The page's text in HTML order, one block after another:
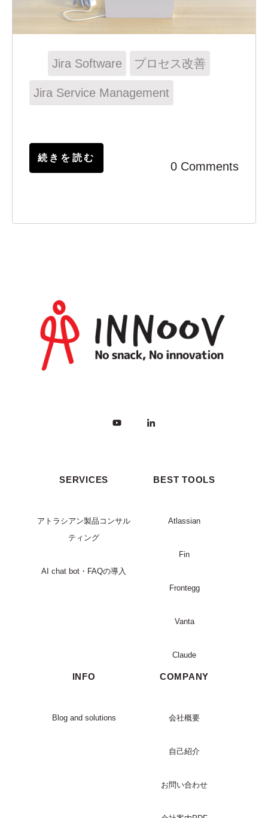
Jira Software プロセス改善
Jira Service Management
続きを読む
0 Comments
SERVICES
アトラシアン製品コンサル
ティング
AI chat bot・FAQの導入
BEST TOOLS
Atlassian
Fin
Frontegg
Vanta
Claude
INFO
Blog and solutions
COMPANY
会社概要
自己紹介
お問い合わせ